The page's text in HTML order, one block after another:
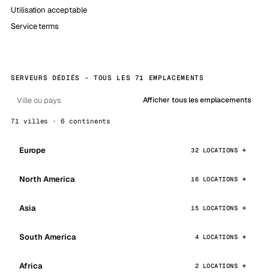
Utilisation acceptable
Service terms
SERVEURS DÉDIÉS - TOUS LES 71 EMPLACEMENTS
Afficher tous les emplacements
71 villes · 6 continents
Europe 32 LOCATIONS
North America 16 LOCATIONS
Asia 15 LOCATIONS
South America 4 LOCATIONS
Africa 2 LOCATIONS